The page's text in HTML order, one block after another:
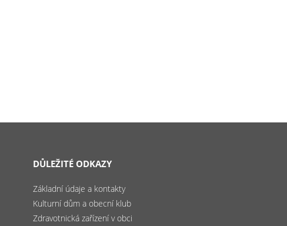
DŮLEŽITÉ ODKAZY
Základní údaje a kontakty
Kulturní dům a obecní klub
Zdravotnická zařízení v obci